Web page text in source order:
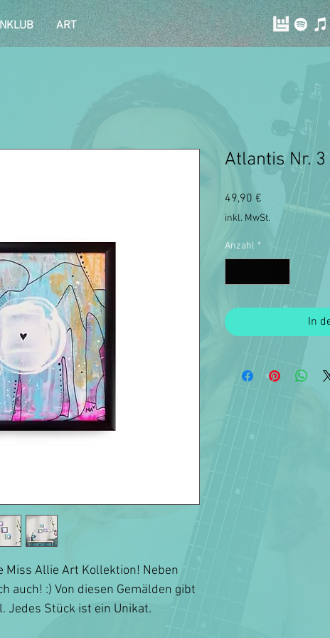
ART
Miss Allie Art Kollektion! Neben
auch! :) Von diesen Gemälden gibt
Jedes Stück ist ein Unikat.
Atlantis Nr.
49,90 €
inkl. MwSt.
Anzahl *
In